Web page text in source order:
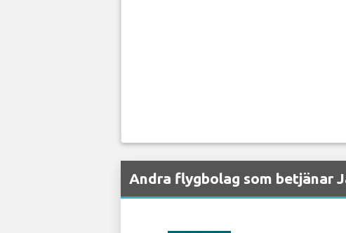
Andra flygbolag som betjänar